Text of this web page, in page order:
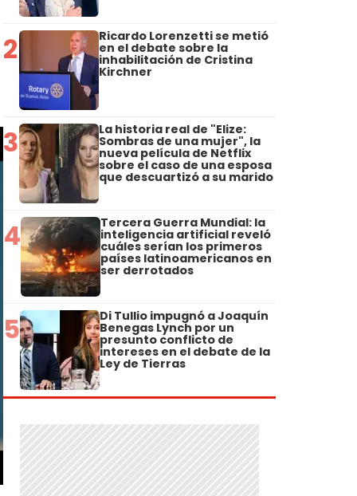
2 Ricardo Lorenzetti se metió
en el debate sobre la
inhabilitación de Cristina
Kirchner
3 La historia real de "Elize:
Sombras de una mujer", la
nueva película de Netflix
sobre el caso de una esposa
que descuartizó a su marido
4 Tercera Guerra Mundial: la
inteligencia artificial reveló
cuáles serían los primeros
países latinoamericanos en
ser derrotados
5 Di Tullio impugnó a Joaquín
Benegas Lynch por un
presunto conflicto de
intereses en el debate de la
Ley de Tierras